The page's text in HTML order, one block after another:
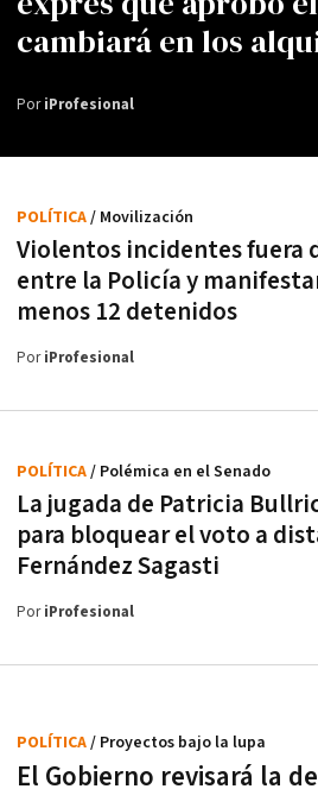
cambiará en los
PoriProfesional
Violentos incidentes fuera
entre la Policía y
menos 12 detenidos
POLÍTICA/ Movilización
PoriProfesional
La jugada de Patricia
para bloquear el voto a
Fernández Sagasti
POLÍTICA/ Polémica en el Senado
PoriProfesional
El Gobierno revisará la
POLÍTICA/ Proyectos bajo la lupa